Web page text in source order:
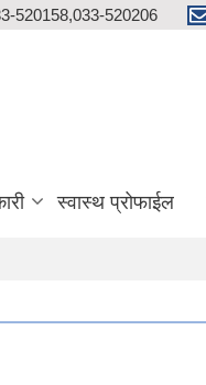
520158,033-520206
स्वास्थ प्रोफाईल